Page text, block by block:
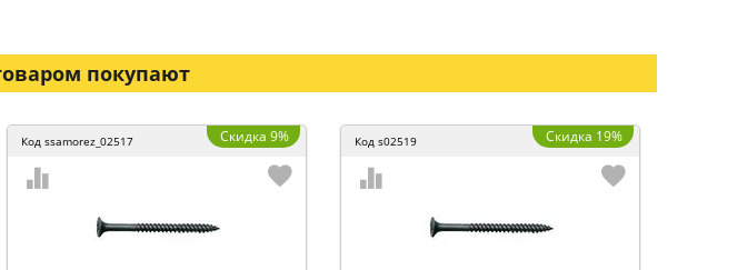
покупают
Код ssamorez_02517 Скидка 9% Код s02519 Скидка 19%